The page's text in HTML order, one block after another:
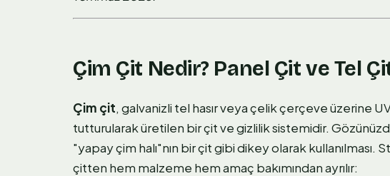
Çim Çit Nedir? Panel Çit ve Tel
Çim çit, galvanizli tel hasır veya çelik çerçeve üzerine
tutturularak üretilen bir çit ve gizlilik sistemidir.
"yapay çim halı"nın bir çit gibi dikey olarak
çitten hem malzeme hem amaç bakımından ayrılır: